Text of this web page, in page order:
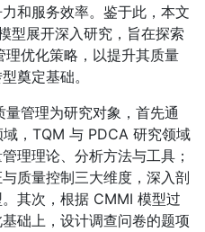
和服务效率。鉴于此，本文
型展开深入研究，旨在探索
优化策略，以提升其质量
奠定基础。
管理为研究对象，首先通
，TQM 与 PDCA 研究领域
理理论、分析方法与工具；
质量控制三大维度，深入剖
其次，根据 CMMI 模型过
础上，设计调查问卷的题项